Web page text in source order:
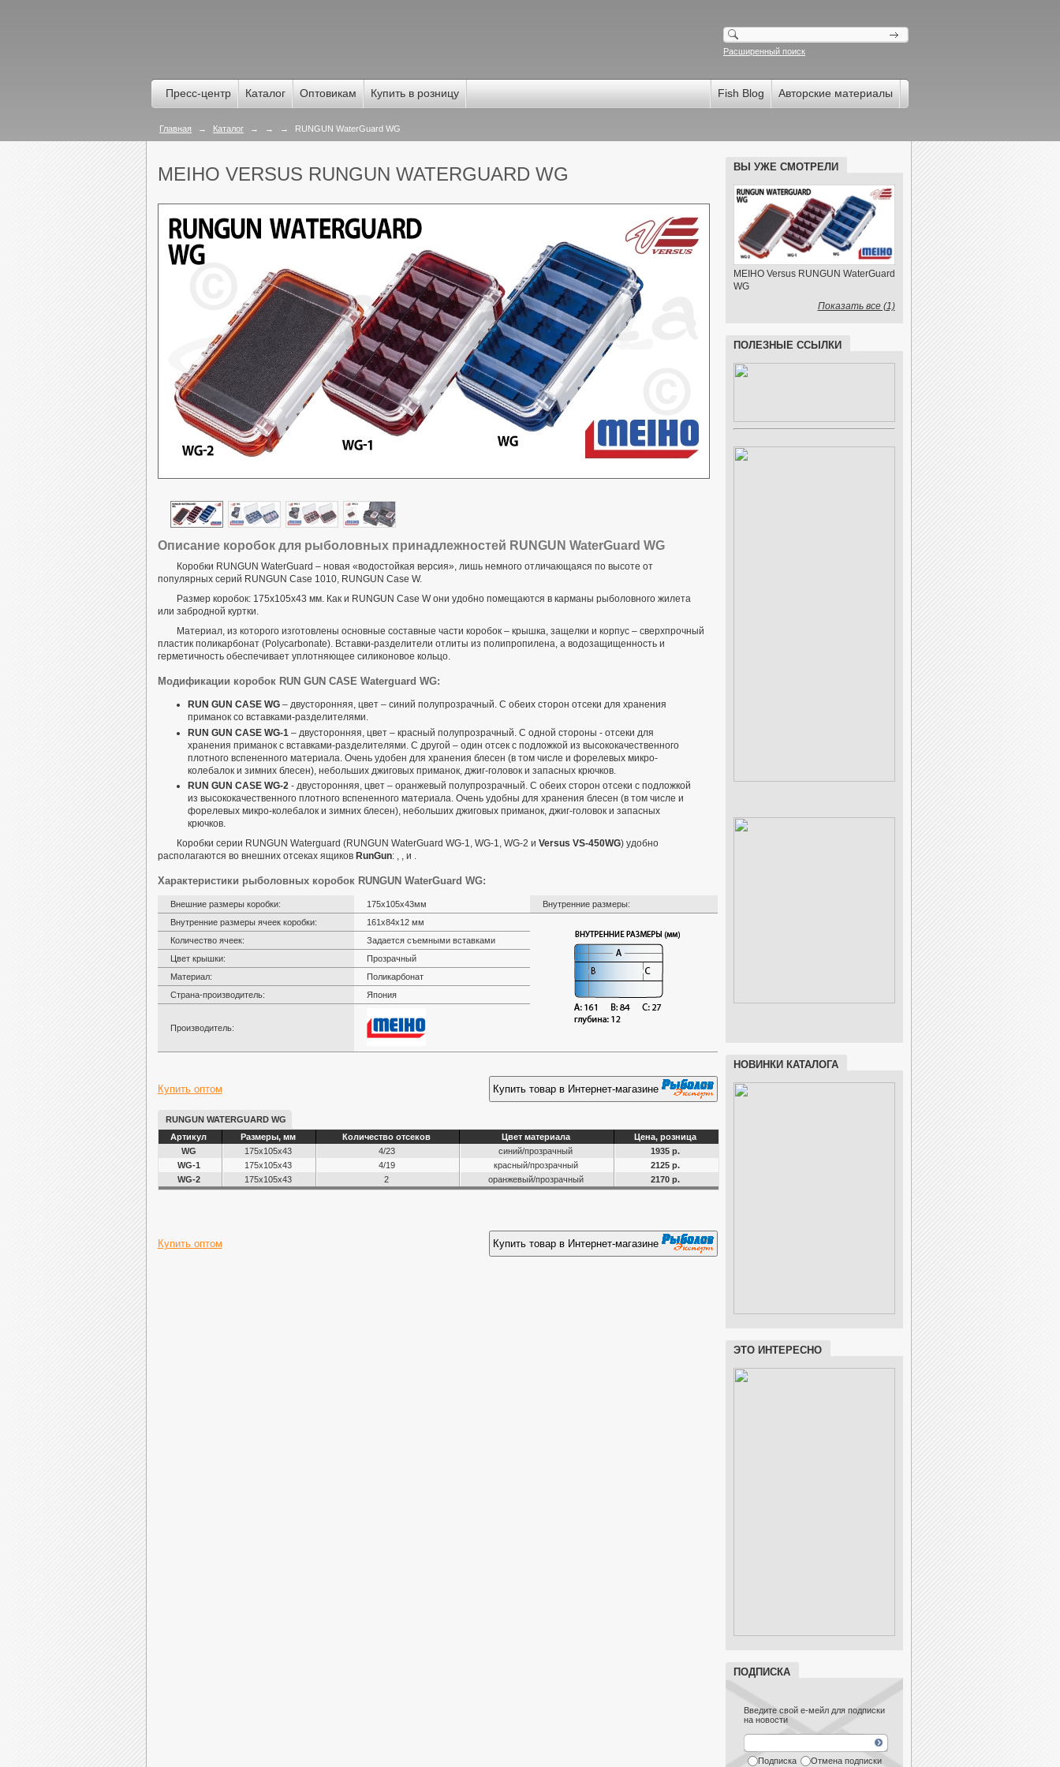
Расширенный поиск
Пресс-центр Каталог Оптовикам Купить в розницу Fish Blog Авторские материалы
Главная → Каталог → → → RUNGUN WaterGuard WG
MEIHO VERSUS RUNGUN WATERGUARD WG
Описание коробок для рыболовных принадлежностей RUNGUN WaterGuard WG
Коробки RUNGUN WaterGuard – новая «водостойкая версия», лишь немного отличающаяся по высоте от
популярных серий RUNGUN Case 1010, RUNGUN Case W.
Размер коробок: 175x105x43 мм. Как и RUNGUN Case W они удобно помещаются в карманы рыболовного жилета
или забродной куртки.
Материал, из которого изготовлены основные составные части коробок – крышка, защелки и корпус – сверхпрочный
пластик поликарбонат (Polycarbonate). Вставки-разделители отлиты из полипропилена, а водозащищенность и
герметичность обеспечивает уплотняющее силиконовое кольцо.
Модификации коробок RUN GUN CASE Waterguard WG:
RUN GUN CASE WG– двусторонняя, цвет – синий полупрозрачный. С обеих сторон отсеки для хранения
приманок со вставками-разделителями.
RUN GUN CASE WG-1 – двусторонняя, цвет – красный полупрозрачный. С одной стороны - отсеки для
хранения приманок с вставками-разделителями. С другой – один отсек с подложкой из высококачественного
плотного вспененного материала. Очень удобен для хранения блесен (в том числе и форелевых микро-
колебалок и зимних блесен), небольших джиговых приманок, джиг-головок и запасных крючков.
RUN GUN CASE WG-2- двусторонняя, цвет – оранжевый полупрозрачный. С обеих сторон отсеки с подложкой
из высококачественного плотного вспененного материала. Очень удобны для хранения блесен (в том числе и
форелевых микро-колебалок и зимних блесен), небольших джиговых приманок, джиг-головок и запасных
крючков.
Коробки серии RUNGUN Waterguard (RUNGUN WaterGuard WG-1, WG-1, WG-2 и Versus VS-450WG) удобно
располагаются во внешних отсеках ящиков RunGun: , , и .
Характеристики рыболовных коробок RUNGUN WaterGuard WG:
Внешние размеры коробки: 175x105x43мм
Внутренние размеры:
Внутренние размеры ячеек коробки:
161х84х12 мм
Количество ячеек:
Задается съемными вставками
Цвет крышки:
Прозрачный
Материал:
Поликарбонат
Страна-производитель:
Япония
Производитель:
Купить оптом Купить товар в Интернет-магазине
RUNGUN WATERGUARD WG
Артикул
Размеры, мм Количество отсеков Цвет материала
Цена, розница
WG
175х105х43 4/23 синий/прозрачный
1935 р.
WG-1
175х105х43 4/19 красный/прозрачный
2125 р.
WG-2
175х105х43 2 оранжевый/прозрачный 2170 р.
Купить оптом Купить товар в Интернет-магазине
ВЫ УЖЕ СМОТРЕЛИ
MEIHO Versus RUNGUN WaterGuard
WG
Показать все (1)
ПОЛЕЗНЫЕ ССЫЛКИ
НОВИНКИ КАТАЛОГА
ЭТО ИНТЕРЕСНО
ПОДПИСКА
Введите свой е-мейл для подписки
на новости
Подписка Отмена подписки